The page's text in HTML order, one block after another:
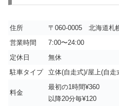
住所
〒060-0005 北海道札
営業時間
7:00〜24:00
定休日
無休
駐車タイプ
立体(自走式)/屋上(自走
料金
最初の1時間¥360
以降20分毎¥120